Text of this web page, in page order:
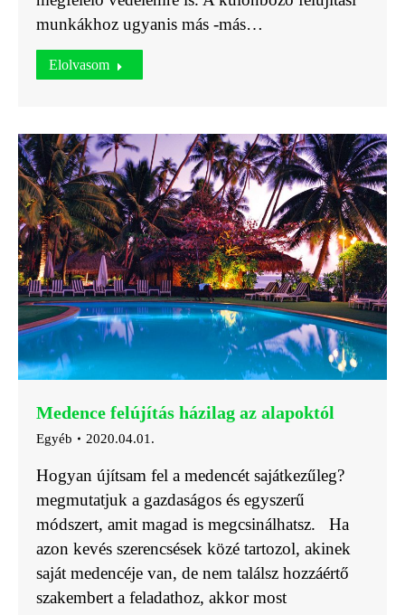
munkákhoz ugyanis más -más…
Elolvasom
Medence felújítás házilag az alapoktól
Egyéb 2020.04.01.
Hogyan újítsam fel a medencét sajátkezűleg?
megmutatjuk a gazdaságos és egyszerű
módszert, amit magad is megcsinálhatsz. Ha
azon kevés szerencsések közé tartozol, akinek
saját medencéje van, de nem találsz hozzáértő
szakembert a feladathoz, akkor most